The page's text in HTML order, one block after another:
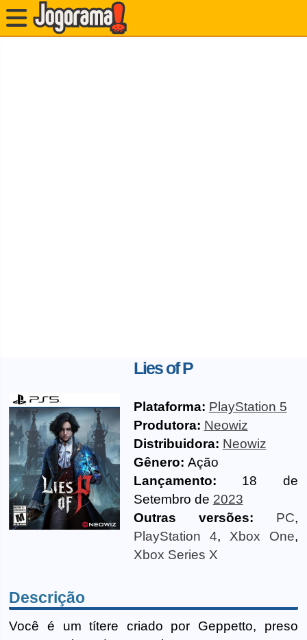
Lies of P
Plataforma: PlayStation 5
Produtora: Neowiz
Distribuidora: Neowiz
Gênero: Ação
Lançamento: 18 de
Setembro de 2023
Outras versões:
PC,
PlayStation 4, Xbox One,
Xbox Series X
Descrição
Você é um títere criado por Geppetto, preso